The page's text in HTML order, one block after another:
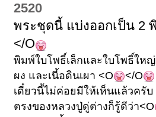
2520
พระชุดนี้ แบ่งออกเป็น 2
</O
พิมพ์ใบโพธิ์เล็กและใบโพธิ์ให
ผง และเนี้อดินเผา <O
</O
เดี๋ยวนี้ไม่ค่อยมีให้เห็นแล้วครับ
ตรงของหลวงปู่ดู่ต่างก็รู้ดีว่า<O